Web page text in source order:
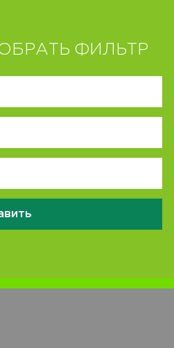
ФИЛЬТР